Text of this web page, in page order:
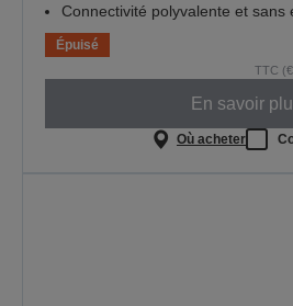
Connectivité polyvalente et sans
Épuisé
TTC
En savoir
Où acheter